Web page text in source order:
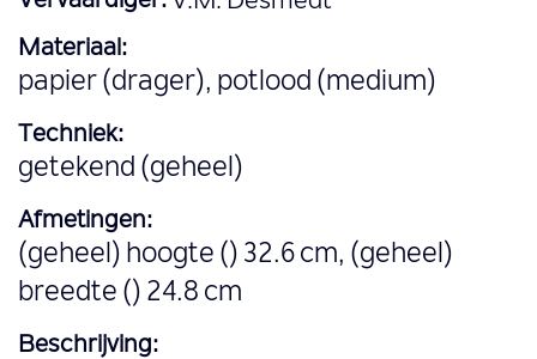
Materiaal:
papier (drager), potlood (medium)
Techniek:
getekend (geheel)
Afmetingen:
(geheel) hoogte () 32.6 cm, (geheel)
breedte () 24.8 cm
Beschrijving: